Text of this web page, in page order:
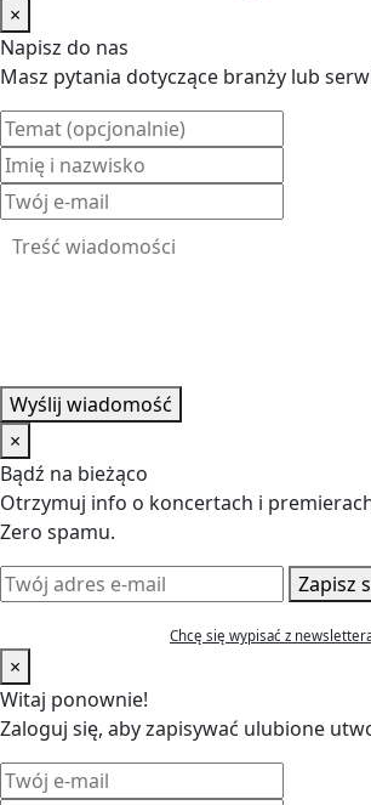
×
Napisz do nas
Masz pytania dotyczące branży lub
Wyślij wiadomość
×
Bądź na bieżąco
Otrzymuj info o koncertach i
Zero spamu.
Zapisz
Chcę się wypisać z
×
Witaj ponownie!
Zaloguj się, aby zapisywać ulubione